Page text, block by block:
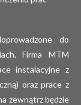
do
Firma MTM
instalacyjne z
oraz prace z
zewnątrz będzie